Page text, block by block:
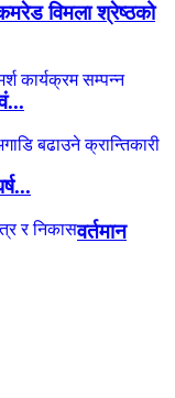
विमला श्रेष्ठको
वर्तमान